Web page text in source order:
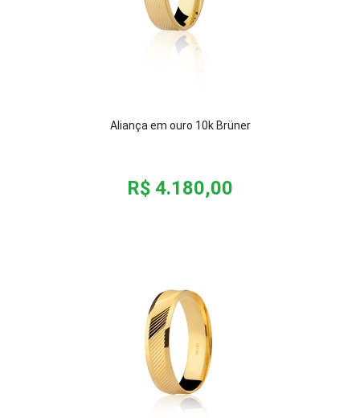
Aliança em ouro 10k Brüner
R$ 4.180,00